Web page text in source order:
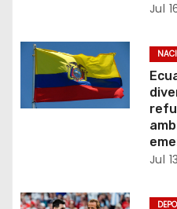
d
e
e
Jul
Jul